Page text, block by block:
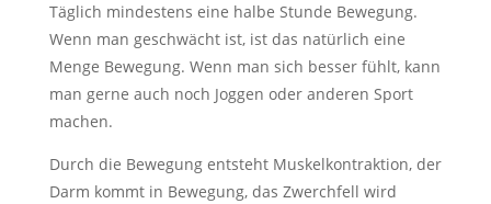
Täglich mindestens eine halbe Stunde Bewegung.
Wenn man geschwächt ist, ist das natürlich eine
Menge Bewegung. Wenn man sich besser fühlt, kann
man gerne auch noch Joggen oder anderen Sport
machen.
Durch die Bewegung entsteht Muskelkontraktion, der
Darm kommt in Bewegung, das Zwerchfell wird